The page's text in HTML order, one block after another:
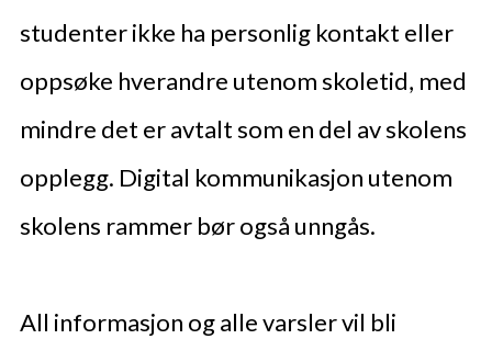
studenter ikke ha personlig kontakt eller
oppsøke hverandre utenom skoletid, med
mindre det er avtalt som en del av skolens
opplegg. Digital kommunikasjon utenom
skolens rammer bør også unngås.
All informasjon og alle varsler vil bli